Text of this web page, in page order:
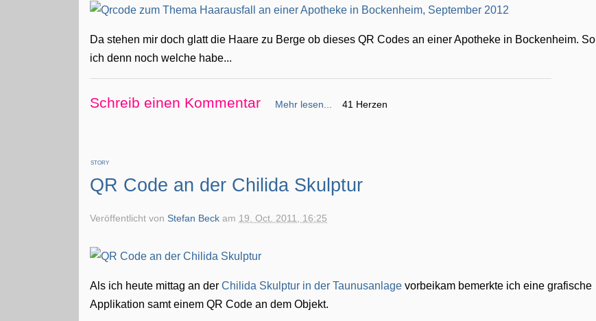
Da stehen mir doch glatt die Haare zu Berge ob dieses QR Codes an einer Apotheke in Bockenheim. So
ich denn noch welche habe...
Schreib einen Kommentar Mehr lesen... 41 Herzen
STORY
QR Code an der Chilida Skulptur
Veröffentlicht vonStefan Beck am 19. Oct. 2011, 16:25
Als ich heute mittag an derChilida Skulptur in der Taunusanlage vorbeikam bemerkte ich eine grafische
Applikation samt einem QR Code an dem Objekt.